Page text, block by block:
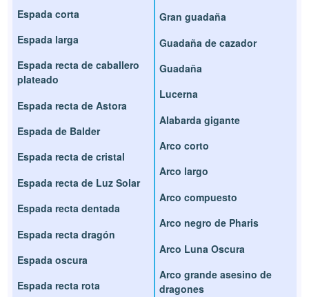
Espada corta
Espada larga
Espada recta de caballero
plateado
Espada recta de Astora
Espada de Balder
Espada recta de cristal
Espada recta de Luz Solar
Espada recta dentada
Espada recta dragón
Espada oscura
Espada recta rota
Gran guadaña
Guadaña de cazador
Guadaña
Lucerna
Alabarda gigante
Arco corto
Arco largo
Arco compuesto
Arco negro de Pharis
Arco Luna Oscura
Arco grande asesino de
dragones